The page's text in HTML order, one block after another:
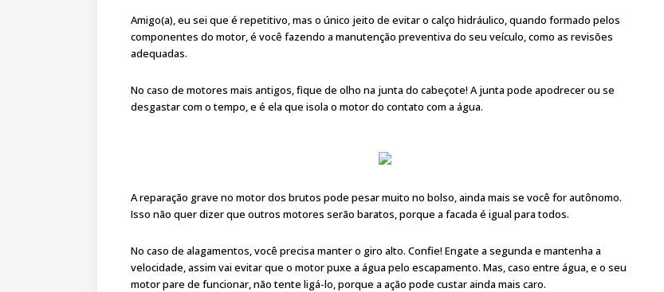
Amigo(a), eu sei que é repetitivo, mas o único jeito de evitar o calço hidráulico, quando formado pelos
componentes do motor, é você fazendo a manutenção preventiva do seu veículo, como as revisões
adequadas.
No caso de motores mais antigos, fique de olho na junta do cabeçote! A junta pode apodrecer ou se
desgastar com o tempo, e é ela que isola o motor do contato com a água.
A reparação grave no motor dos brutos pode pesar muito no bolso, ainda mais se você for autônomo.
Isso não quer dizer que outros motores serão baratos, porque a facada é igual para todos.
No caso de alagamentos, você precisa manter o giro alto. Confie! Engate a segunda e mantenha a
velocidade, assim vai evitar que o motor puxe a água pelo escapamento. Mas, caso entre água, e o seu
motor pare de funcionar, não tente ligá-lo, porque a ação pode custar ainda mais caro.